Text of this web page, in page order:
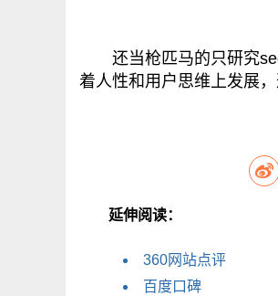
还当枪匹马的只研究seo
着人性和用户思维上发展
延伸阅读：
360网站点评
百度口碑